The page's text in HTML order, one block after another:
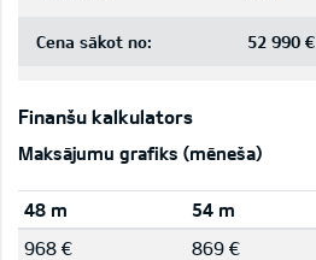
Cena sākot no: 52 990 €
Finanšu kalkulators
Maksājumu grafiks (mēneša)
48 m 54 m
968 €
869 €